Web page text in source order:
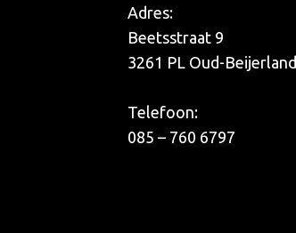
Adres:
Beetsstraat 9
3261 PL Oud-Beijerland
Telefoon:
085 – 760 6797